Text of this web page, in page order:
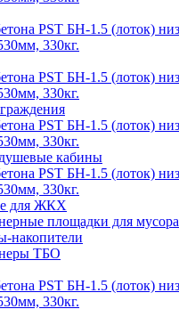
кабины
для ЖКХ
площадки для мусора
накопители
ТБО